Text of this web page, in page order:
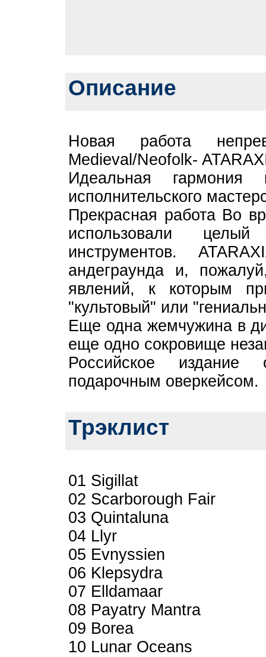
Описание
Новая работа
Medieval/Neofolk-
Идеальная гармония
исполнительского
Прекрасная работа Во
использовали
инструментов.
андеграунда и,
явлений, к которым
"культовый" или
Еще одна жемчужина в
еще одно сокровище
Российское
подарочным оверкейсом.
Трэклист
01 Sigillat
02 Scarborough Fair
03 Quintaluna
04 Llyr
05 Evnyssien
06 Klepsydra
07 Elldamaar
08 Payatry Mantra
09 Borea
10 Lunar Oceans